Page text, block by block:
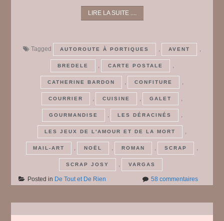
LIRE LA SUITE ....
Tagged AUTOROUTE À PORTIQUES , AVENT ,
BREDELE , CARTE POSTALE ,
CATHERINE BARDON , CONFITURE ,
COURRIER , CUISINE , GALET ,
GOURMANDISE , LES DÉRACINÉS ,
LES JEUX DE L'AMOUR ET DE LA MORT ,
MAIL-ART , NOËL , ROMAN , SCRAP ,
SCRAP JOSY , VARGAS
Posted in De Tout et De Rien 58 commentairessur
De